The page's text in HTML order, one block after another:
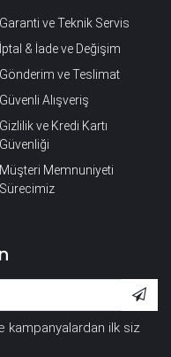
Garanti ve Teknik Servis
İptal & İade ve Değişim
Gönderim ve Teslimat
Güvenli Alışveriş
Gizlilik ve Kredi Kartı
Güvenliği
Müşteri Memnuniyeti
Sürecimiz
kampanyalardan ilk siz